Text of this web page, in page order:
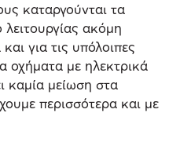
καταργούνται τα
ακόμη
για τις υπόλοιπες
οχήματα με ηλεκτρικά
καμία μείωση στα
περισσότερα και με